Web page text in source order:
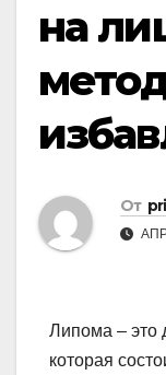
на
От
Липома – это
которая